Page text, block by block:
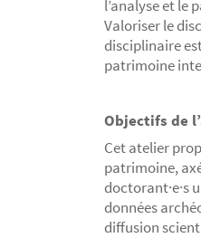
l’analyse et le
Valoriser le
disciplinaire
patrimoine
Objectifs de
Cet atelier
patrimoine,
doctorant·e·s
données
diffusion